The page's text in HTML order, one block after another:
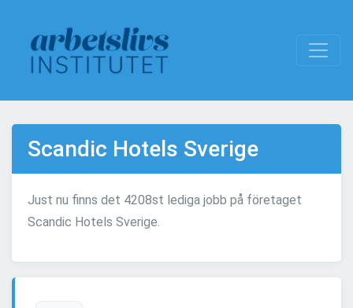
Scandic Hotels Sverige
Just nu finns det 4208st lediga jobb på företaget
Scandic Hotels Sverige.